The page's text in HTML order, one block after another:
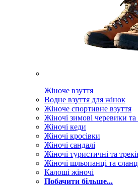
Жіноче взуття
Водне взуття для жінок
Жіноче спортивне взуття
Жіночі зимові черевики
Жіночі кеди
Жіночі кросівки
Жіночі сандалі
Жіночі туристичні та
Жіночі шльопанці та
Калоші жіночі
Побачити більше...